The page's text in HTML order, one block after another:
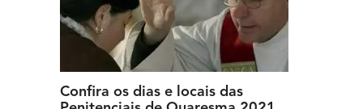
Confira os dias e locais das